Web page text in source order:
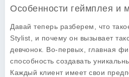
Особенности геймплея и
Давай теперь разберем, что
Stylist , и почему он вызывает
девчонок. Во-первых, главная
способность создавать
Каждый клиент имеет свои